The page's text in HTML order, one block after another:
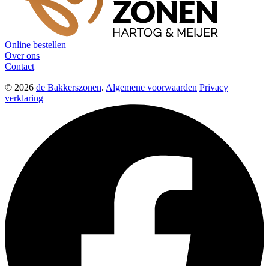
Online bestellen
Over ons
Contact
© 2026 de Bakkerszonen. Algemene voorwaarden Privacy
verklaring